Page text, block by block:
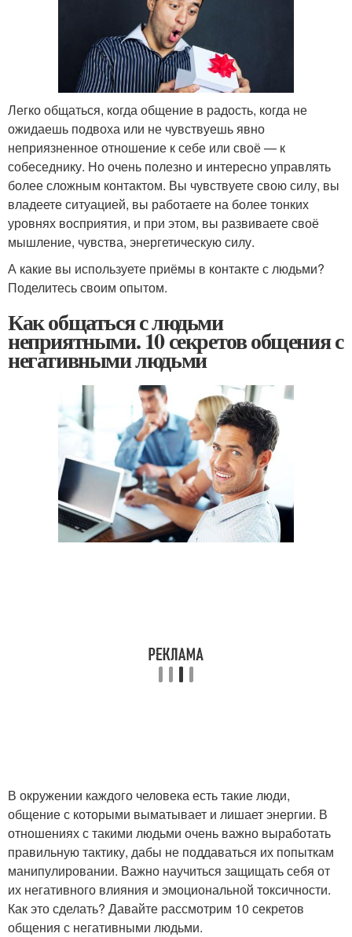
Легко общаться, когда общение в радость, когда не
ожидаешь подвоха или не чувствуешь явно
неприязненное отношение к себе или своё — к
собеседнику. Но очень полезно и интересно управлять
более сложным контактом. Вы чувствуете свою силу, вы
владеете ситуацией, вы работаете на более тонких
уровнях восприятия, и при этом, вы развиваете своё
мышление, чувства, энергетическую силу.
А какие вы используете приёмы в контакте с людьми?
Поделитесь своим опытом.
Как общаться с людьми
неприятными. 10 секретов общения с
негативными людьми
В окружении каждого человека есть такие люди,
общение с которыми выматывает и лишает энергии. В
отношениях с такими людьми очень важно выработать
правильную тактику, дабы не поддаваться их попыткам
манипулировании. Важно научиться защищать себя от
их негативного влияния и эмоциональной токсичности.
Как это сделать? Давайте рассмотрим 10 секретов
общения с негативными людьми.